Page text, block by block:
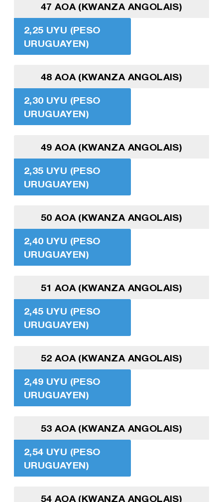
47 AOA (KWANZA ANGOLAIS)
2,25 UYU (PESO
URUGUAYEN)
48 AOA (KWANZA ANGOLAIS)
2,30 UYU (PESO
URUGUAYEN)
49 AOA (KWANZA ANGOLAIS)
2,35 UYU (PESO
URUGUAYEN)
50 AOA (KWANZA ANGOLAIS)
2,40 UYU (PESO
URUGUAYEN)
51 AOA (KWANZA ANGOLAIS)
2,45 UYU (PESO
URUGUAYEN)
52 AOA (KWANZA ANGOLAIS)
2,49 UYU (PESO
URUGUAYEN)
53 AOA (KWANZA ANGOLAIS)
2,54 UYU (PESO
URUGUAYEN)
54 AOA (KWANZA ANGOLAIS)